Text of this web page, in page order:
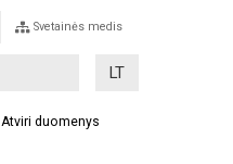
Svetainės medis
LT
Atviri duomenys